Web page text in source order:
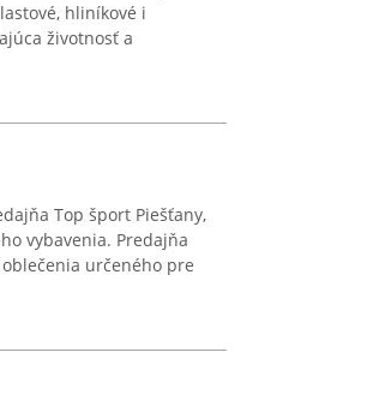
hliníkové i
životnosť a
Top šport Piešťany,
vybavenia. Predajňa
určeného pre